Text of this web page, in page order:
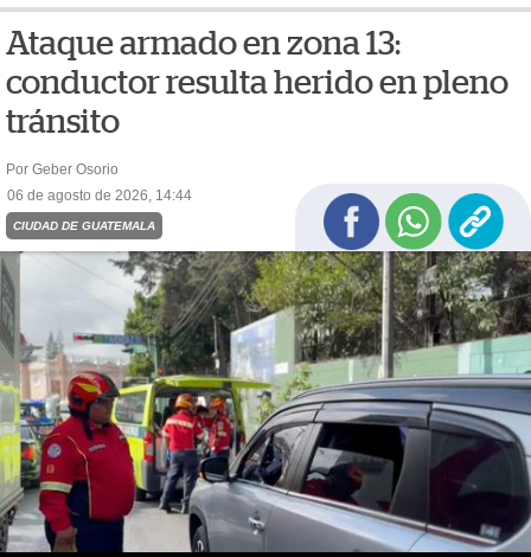
Ataque armado en zona 13:
conductor resulta herido en pleno
tránsito
Por Geber Osorio
06 de agosto de 2026, 14:44
CIUDAD DE GUATEMALA